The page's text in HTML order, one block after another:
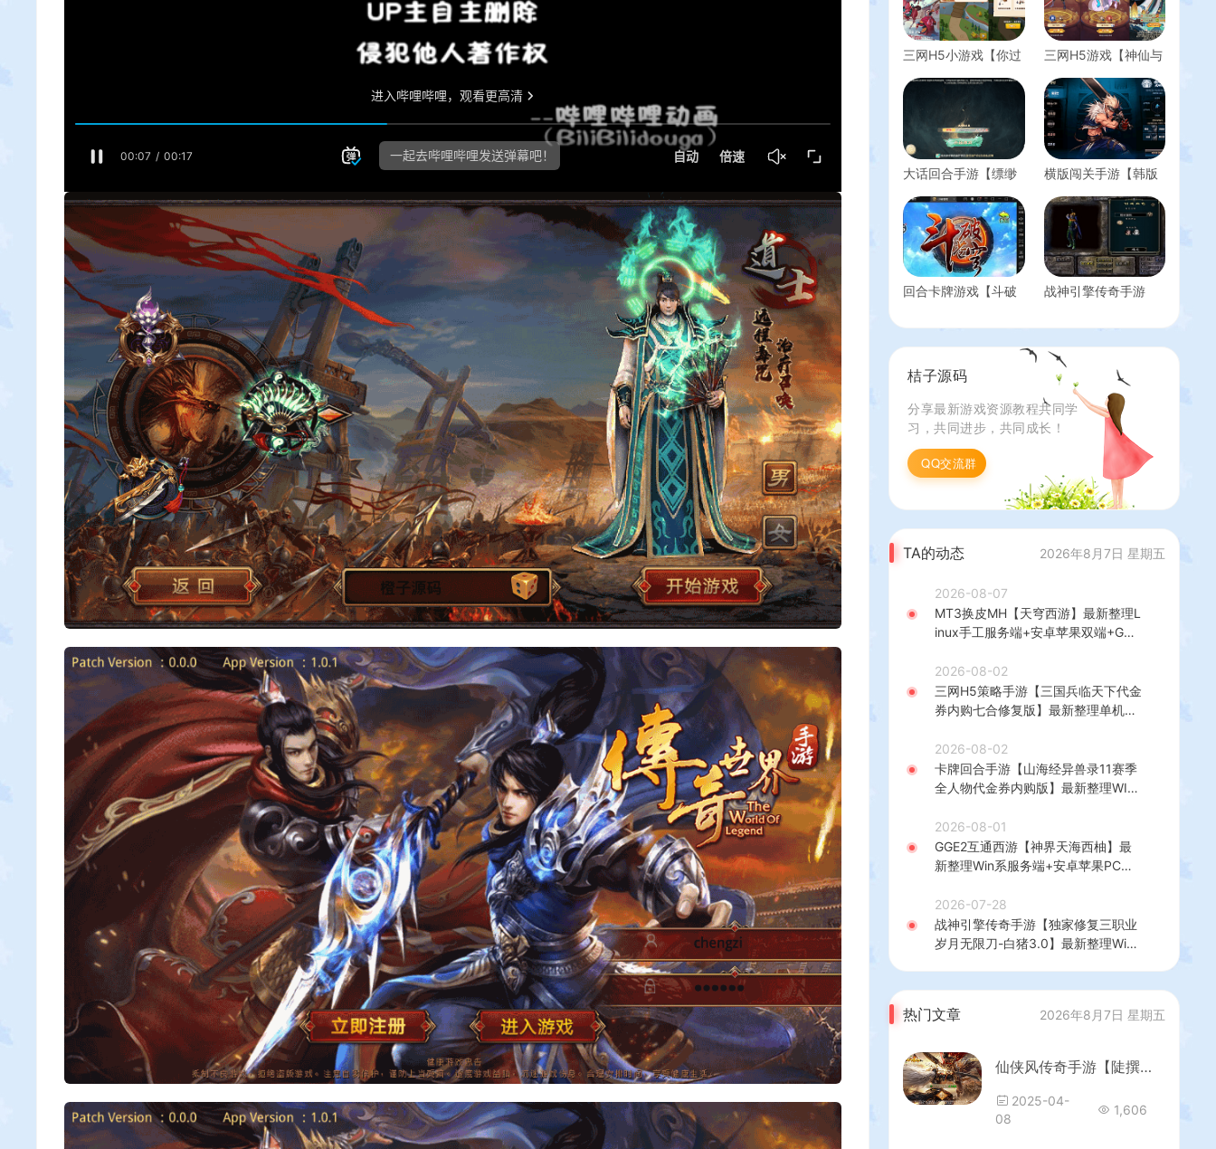
三网H5小游戏【你过
系服务端+Linux手工
服务端+详细搭建教
三网H5游戏【神仙与
Win系服务端+多区
+GM后台+详细搭建
教程
大话回合手游【缥缈
级版】最新整理Linux
手工服务端+管理后
台+CDK授权后台
2.0+安卓苹果双端
+详细搭建教程+视频
教程
横版闯关手游【韩版
系服务端+安卓+详细
搭建教程+GM邮件后
台+GM工具+不限制
IP+视频教程
回合卡牌游戏【斗破
理Win系一键服务端
+安卓苹果双端+充值
战神引擎传奇手游
最新整理WIN系特色
服务端+安卓苹果双
端+GM后台+详细搭
建教程
桔子源码
分享最新游戏资源教程共同学
习，共同进步，共同成长！
QQ交流群
TA的动态 2026年8月7日 星期五
2026-08-07
MT3换皮MH【天穹西游】最新整理L
inux手工服务端+安卓苹果双端+GM
教程
2026-08-02
三网H5策略手游【三国兵临天下代金
券内购七合修复版】最新整理单机一
理后台+GM授权后台+简易安卓客户
端+详细搭建教程+视频教程
2026-08-02
卡牌回合手游【山海经异兽录11赛季
全人物代金券内购版】最新整理WIN
+热更修改工具+安卓+详细搭建教程
2026-08-01
GGE2互通西游【神界天海西柚】最
新整理Win系服务端+安卓苹果PC三
建教程
2026-07-28
战神引擎传奇手游【独家修复三职业
岁月无限刀-白猪3.0】最新整理Win
热门文章 2026年8月7日 星期五
仙侠风传奇手游【陡撰武林本地验证版】最新整理WIN系服务端+安卓苹果双端+管理后台+GM授权后台+详细搭建教程
2025-04-
08
1,606